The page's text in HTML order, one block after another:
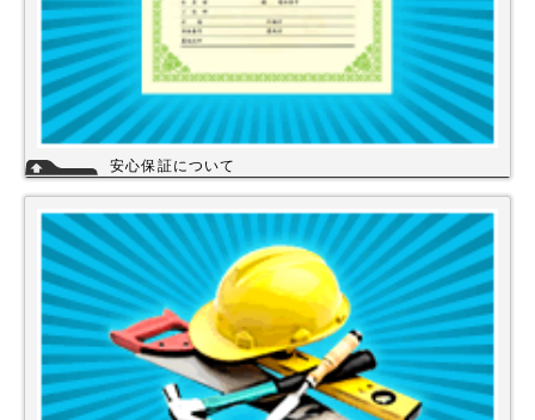
安心保証について
その為、商品の初期不良や新品メーカー保証が受けられます。
工事を頼まれた場合、工事保証は5年間は無料修理にて対応致します。